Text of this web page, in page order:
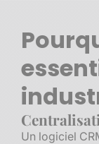
Un logiciel